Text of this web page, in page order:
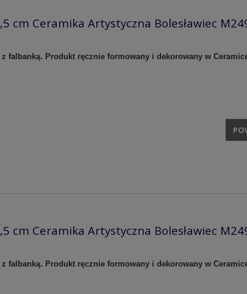
cm Ceramika Artystyczna Bolesławiec
falbanką. Produkt ręcznie formowany i dekorowany w
cm Ceramika Artystyczna Bolesławiec
falbanką. Produkt ręcznie formowany i dekorowany w